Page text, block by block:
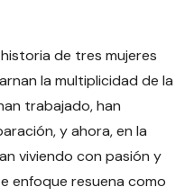
de tres mujeres
la multiplicidad de la
trabajado, han
y ahora, en la
viviendo con pasión y
enfoque resuena como